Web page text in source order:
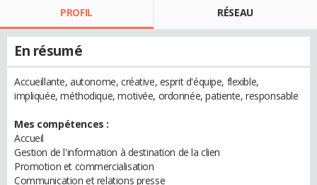
PROFIL RÉSEAU
En résumé
Accueillante, autonome, créative, esprit d'équipe, flexible,
impliquée, méthodique, motivée, ordonnée, patiente, responsable
Mes compétences :
Accueil
Gestion de l'information à destination de la clien
Promotion et commercialisation
Communication et relations presse